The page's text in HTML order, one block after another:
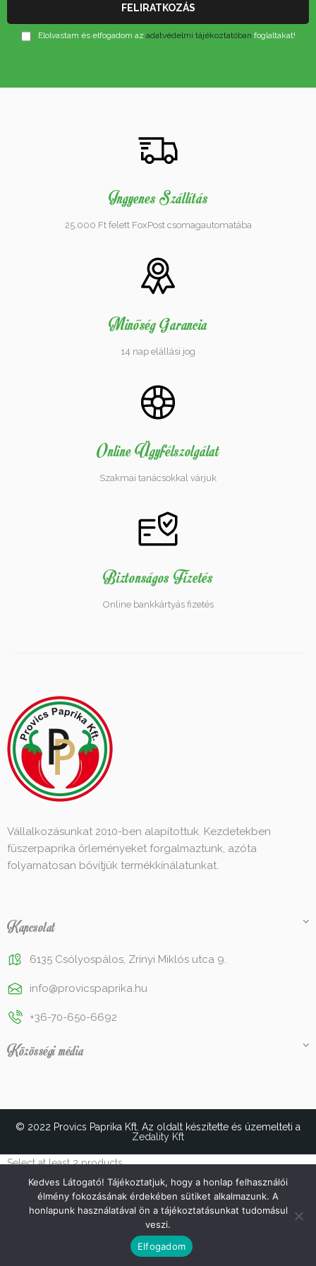
Webáruház Wishlist
Elolvastam és elfogadom az adatvédelmi tájékoztatóban foglaltakat!
Ingyenes Szállítás
25.000 Ft felett FoxPost csomagautomatába
Minőség Garancia
14 nap elállási jog
Online Ügyfélszolgálat
Szakmai tanácsokkal várjuk
Biztonságos Fizetés
Online bankkártyás fizetés
Vállalkozásunkat 2010-ben alapítottuk. Kezdetekben
fűszerpaprika őrleményeket forgalmaztunk, azóta
folyamatosan bővítjük termékkínálatunkat.
Kapcsolat
6135 Csólyospálos, Zrínyi Miklós utca 9.
info@provicspaprika.hu
+36-70-650-6692
Közösségi média
© 2022 Provics Paprika Kft. Az oldalt készítette és üzemelteti a
Zedality Kft
Select at least 2 products
to compare
VIEW COMPARISON
Kedves Látogató! Tájékoztatjuk, hogy a honlap felhasználói
élmény fokozásának érdekében sütiket alkalmazunk. A
honlapunk használatával ön a tájékoztatásunkat tudomásul
veszi.
Elfogadom